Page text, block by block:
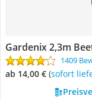
Gardenix 2,3m
1409
ab 14,00 € ( Sofort